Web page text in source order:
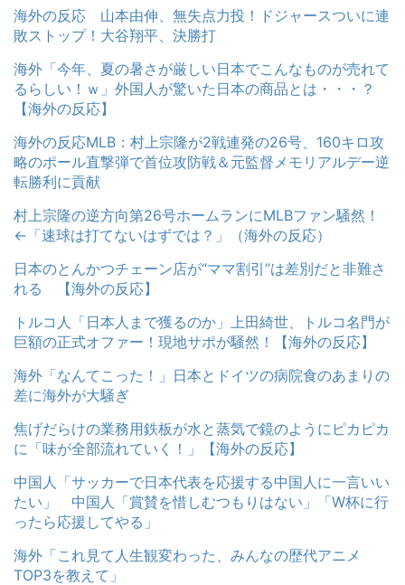
海外の反応 山本由伸、無失点力投！ドジャースついに連
敗ストップ！大谷翔平、決勝打
海外「今年、夏の暑さが厳しい日本でこんなものが売れて
るらしい！ｗ」外国人が驚いた日本の商品とは・・・？
【海外の反応】
海外の反応MLB：村上宗隆が2戦連発の26号、160キロ攻
略のポール直撃弾で首位攻防戦＆元監督メモリアルデー逆
転勝利に貢献
村上宗隆の逆方向第26号ホームランにMLBファン騒然！
←「速球は打てないはずでは？」（海外の反応）
日本のとんかつチェーン店が“ママ割引”は差別だと非難さ
れる 【海外の反応】
トルコ人「日本人まで獲るのか」上田綺世、トルコ名門が
巨額の正式オファー！現地サポが騒然！【海外の反応】
海外「なんてこった！」日本とドイツの病院食のあまりの
差に海外が大騒ぎ
焦げだらけの業務用鉄板が水と蒸気で鏡のようにピカピカ
に「味が全部流れていく！」【海外の反応】
中国人「サッカーで日本代表を応援する中国人に一言いい
たい」 中国人「賞賛を惜しむつもりはない」「W杯に行
ったら応援してやる」
海外「これ見て人生観変わった、みんなの歴代アニメ
TOP3を教えて」